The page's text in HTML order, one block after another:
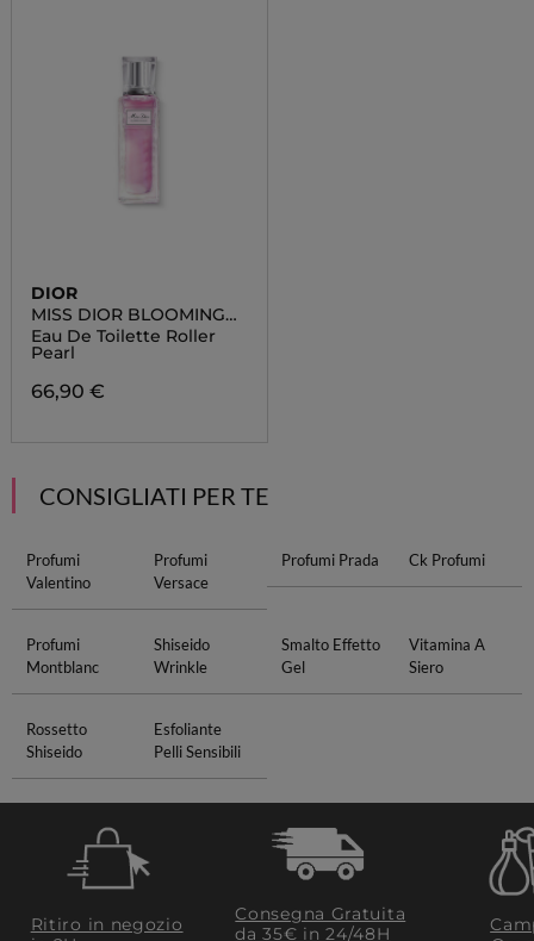
DIOR
MISS DIOR BLOOMING
BOUQUET
Eau De Toilette Roller
Pearl
66,90 €
CONSIGLIATI PER TE
Profumi
Valentino
Profumi
Versace
Profumi Prada Ck Profumi
Profumi
Montblanc
Shiseido
Wrinkle
Smalto Effetto
Gel
Vitamina A
Siero
Rossetto
Shiseido
Esfoliante
Pelli Sensibili
Ritiro in negozio
Consegna Gratuita
da 35€​ in 24/48H